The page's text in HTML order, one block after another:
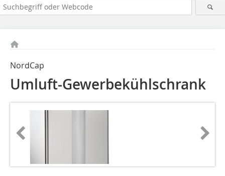
NordCap
Umluft-Gewerbekühlschrank